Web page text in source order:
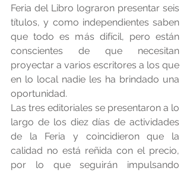
Feria del Libro lograron presentar seis
títulos, y como independientes saben
que todo es más difícil, pero están
conscientes de que necesitan
proyectar a varios escritores a los que
en lo local nadie les ha brindado una
oportunidad.
Las tres editoriales se presentaron a lo
largo de los diez días de actividades
de la Feria y coincidieron que la
calidad no está reñida con el precio,
por lo que seguirán impulsando